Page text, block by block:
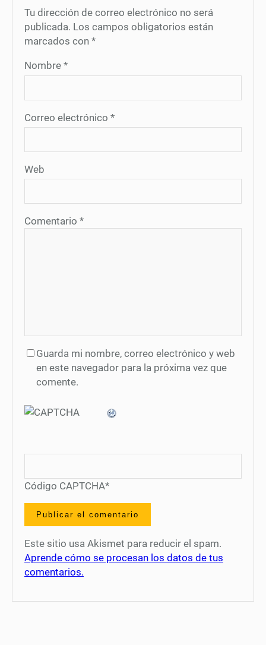
Tu dirección de correo electrónico no será
publicada. Los campos obligatorios están
marcados con *
Nombre *
Correo electrónico *
Web
Comentario *
Guarda mi nombre, correo electrónico y web
en este navegador para la próxima vez que
comente.
Código CAPTCHA*
Este sitio usa Akismet para reducir el spam.
Aprende cómo se procesan los datos de tus
comentarios.